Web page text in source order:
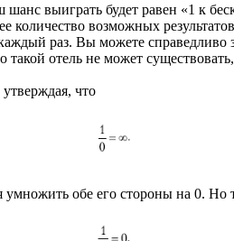
выиграть будет равен «1 к
возможных
раз. Вы можете справедливо
такой отель не может
что
обе его стороны на 0. Но